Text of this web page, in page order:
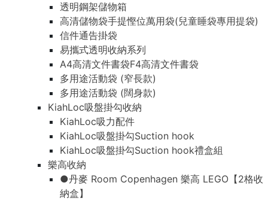
透明鋼架儲物箱
高清儲物袋手提慳位萬用袋(兒童睡袋專用提袋)
信件通告掛袋
易攜式透明收納系列
A4高清文件書袋F4高清文件書袋
多用途活動袋 (窄長款)
多用途活動袋 (闊身款)
KiahLoc吸盤掛勾收納
KiahLoc吸力配件
KiahLoc吸盤掛勾Suction hook
KiahLoc吸盤掛勾Suction hook禮盒組
樂高收納
●丹麥 Room Copenhagen 樂高 LEGO【2格收
納盒】